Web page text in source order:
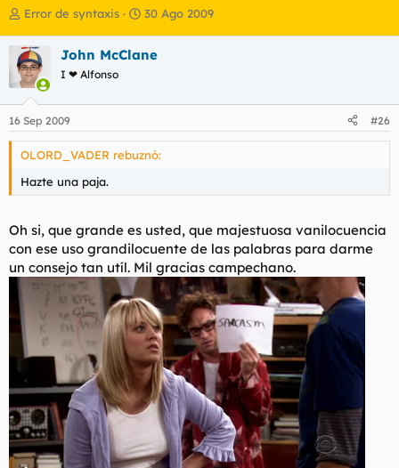
I
i
c
i
a
d
o
r
d
m
a
Error de syntaxis
F
h
e
n
i
30 Ago 2009
John McClane
I ❤ Alfonso
16 Sep 2009 #26
OLORD_VADER rebuznó:
Hazte una paja.
Oh si, que grande es usted, que majestuosa vanilocuencia
con ese uso grandilocuente de las palabras para darme
un consejo tan utíl. Mil gracias campechano.